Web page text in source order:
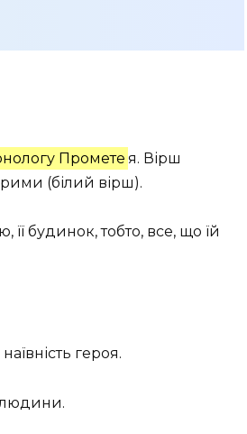
Промете я. Вірш
(білий вірш).
будинок, тобто, все, що їй
героя.
людини.